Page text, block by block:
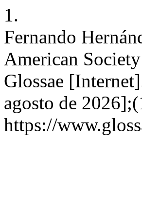
1.
Fernando
American
Glossae
agosto de
https://